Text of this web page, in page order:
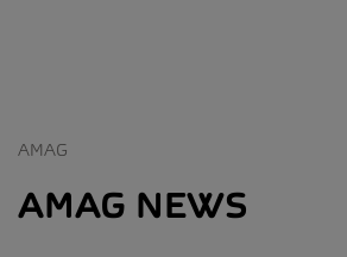
AMAG
AMAG NEWS